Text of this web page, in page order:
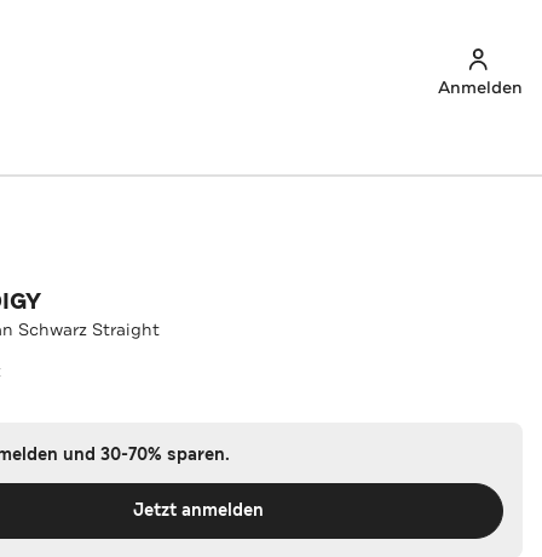
Anmelden
Schwarz Straight
und 30-70% sparen.
Jetzt anmelden